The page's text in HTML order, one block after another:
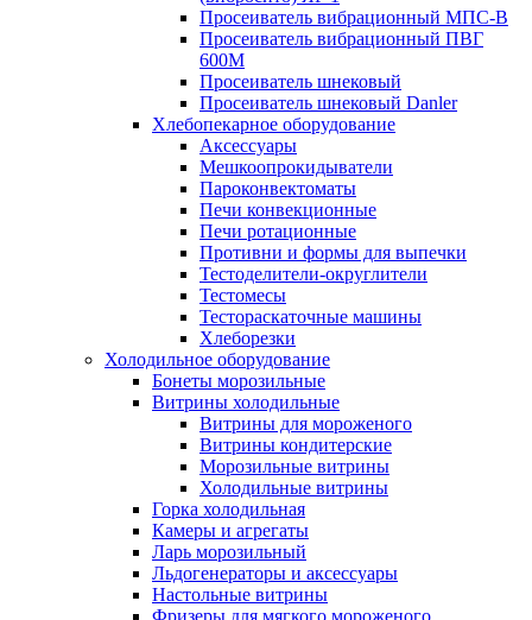
Просеиватель вибрационный МПС-В
Просеиватель вибрационный ПВГ
600М
Просеиватель шнековый
Просеиватель шнековый Danler
Хлебопекарное оборудование
Аксессуары
Мешкоопрокидыватели
Пароконвектоматы
Печи конвекционные
Печи ротационные
Противни и формы для выпечки
Тестоделители-округлители
Тестомесы
Тестораскаточные машины
Хлеборезки
Холодильное оборудование
Бонеты морозильные
Витрины холодильные
Витрины для мороженого
Витрины кондитерские
Морозильные витрины
Холодильные витрины
Горка холодильная
Камеры и агрегаты
Ларь морозильный
Льдогенераторы и аксессуары
Настольные витрины
Фризеры для мягкого мороженого